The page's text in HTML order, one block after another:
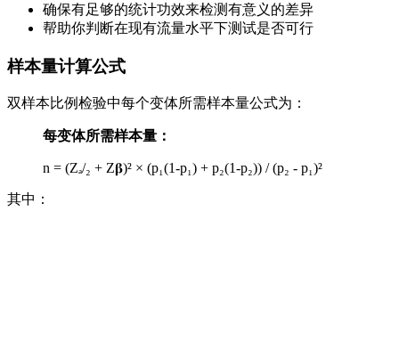
确保有足够的统计功效来检测有意义的差异
帮助你判断在现有流量水平下测试是否可行
样本量计算公式
双样本比例检验中每个变体所需样本量公式为：
每变体所需样本量：
n = (Zₐ/₂ + Z𝛃)² × (p₁(1-p₁) + p₂(1-p₂)) / (p₂ - p₁)²
其中：